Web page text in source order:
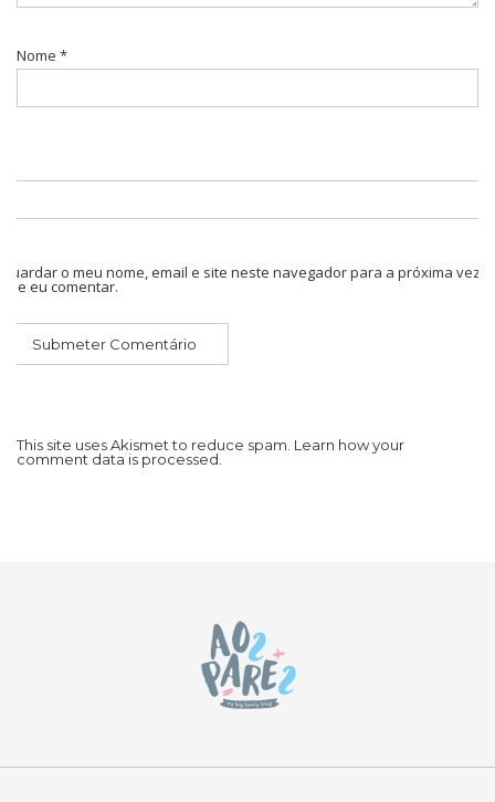
Nome *
Guardar o meu nome, email e site neste navegador para a próxima vez
que eu comentar.
This site uses Akismet to reduce spam. Learn how your
comment data is processed.